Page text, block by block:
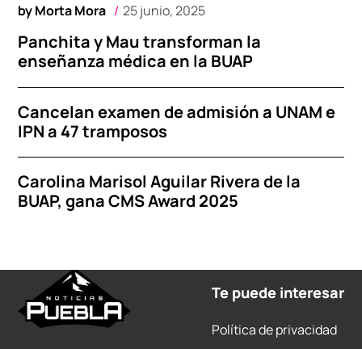
byMorta Mora 25 junio, 2025
Panchita y Mau transforman la
enseñanza médica en la BUAP
Cancelan examen de admisión a UNAM e
IPN a 47 tramposos
Carolina Marisol Aguilar Rivera de la
BUAP, gana CMS Award 2025
Te puede interesar
Política de privacidad